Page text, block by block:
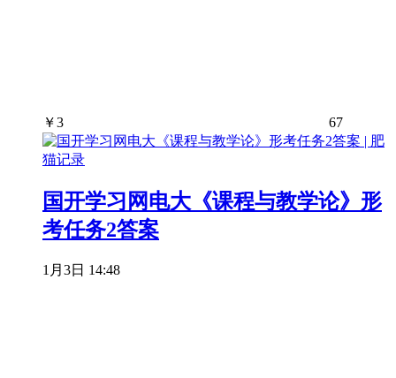
￥3 67
国开学习网电大《课程与教学论》形
考任务2答案
1月3日 14:48